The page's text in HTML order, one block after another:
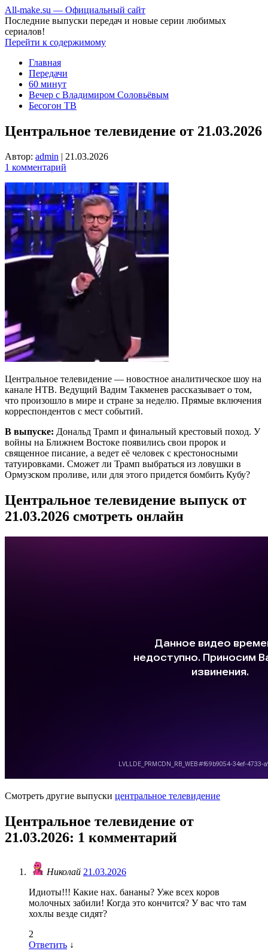
All-make.su — Официальный сайт
Последние выпуски передач и новые серии любимых
сериалов!
Перейти к содержимому
Главная
Передачи
60 минут
Вечер с Владимиром Соловьёвым
Бесогон ТВ
Центральное телевидение от 21.03.2026
Автор: admin | 21.03.2026
1 комментарий
Центральное телевидение — новостное аналитическое шоу на
канале НТВ. Ведущий Вадим Такменев рассказывает о том,
что произошло в мире и стране за неделю. Прямые включения
корреспондентов с мест событий.
В выпуске: Дональд Трамп и финальный крестовый поход. У
войны на Ближнем Востоке появились свои пророк и
священное писание, а ведет её человек с крестоносными
татуировками. Сможет ли Трамп выбраться из ловушки в
Ормузском проливе, или для этого придется бомбить Кубу?
Центральное телевидение выпуск от
21.03.2026 смотреть онлайн
Смотреть другие выпуски центральное телевидение
Центральное телевидение от
21.03.2026: 1 комментарий
Николай 21.03.2026
Идиоты!!! Какие нах. бананы? Уже всех коров
молочных забили! Когда это кончится? У вас что там
хохлы везде сидят?
2
Ответить ↓